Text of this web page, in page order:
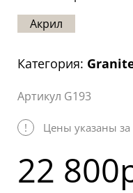
Карта
Акрил
Категория:
Артикул G193
! Цены указаны
22 800